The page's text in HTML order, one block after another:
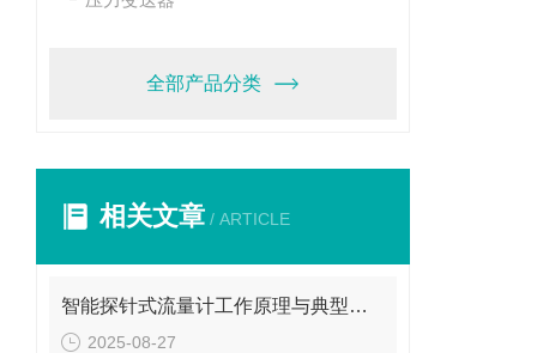
全部产品分类
相关文章 / ARTICLE
智能探针式流量计工作原理与典型应用
2025-08-27